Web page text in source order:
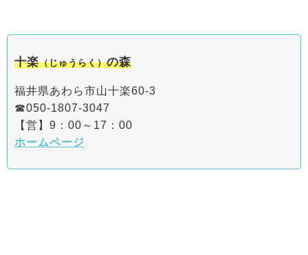
十楽（じゅうらく）の森
福井県あわら市山十楽60-3
☎050-1807-3047
【営】9：00～17：00
ホームページ